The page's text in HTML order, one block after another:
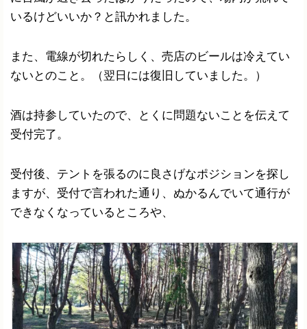
いるけどいいか？と訊かれました。
また、電線が切れたらしく、売店のビールは冷えてい
ないとのこと。（翌日には復旧していました。）
酒は持参していたので、とくに問題ないことを伝えて
受付完了。
受付後、テントを張るのに良さげなポジションを探し
ますが、受付で言われた通り、ぬかるんでいて通行が
できなくなっているところや、